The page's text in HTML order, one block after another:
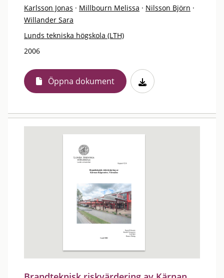
Karlsson Jonas · Millbourn Melissa · Nilsson Björn ·
Willander Sara
Lunds tekniska högskola (LTH)
2006
Öppna dokument